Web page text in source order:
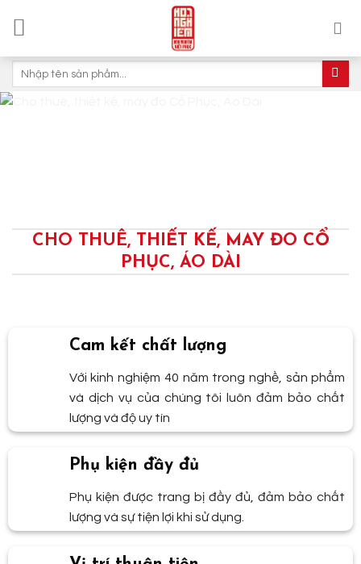
CHO THUÊ, THIẾT KẾ, MAY ĐO CỔ
PHỤC, ÁO DÀI
Cam kết chất lượng
Với kinh nghiệm 40 năm trong nghề, sản phẩm
và dịch vụ của chúng tôi luôn đảm bảo chất
lượng và độ uy tín
Phụ kiện đầy đủ
Phụ kiện được trang bị đầy đủ, đảm bảo chất
lượng và sự tiện lợi khi sử dụng.